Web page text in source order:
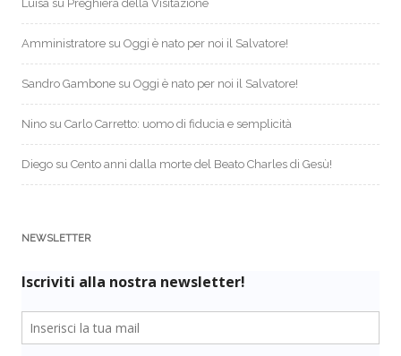
Luisa su Preghiera della Visitazione
Amministratore su Oggi è nato per noi il Salvatore!
Sandro Gambone su Oggi è nato per noi il Salvatore!
Nino su Carlo Carretto: uomo di fiducia e semplicità
Diego su Cento anni dalla morte del Beato Charles di Gesù!
NEWSLETTER